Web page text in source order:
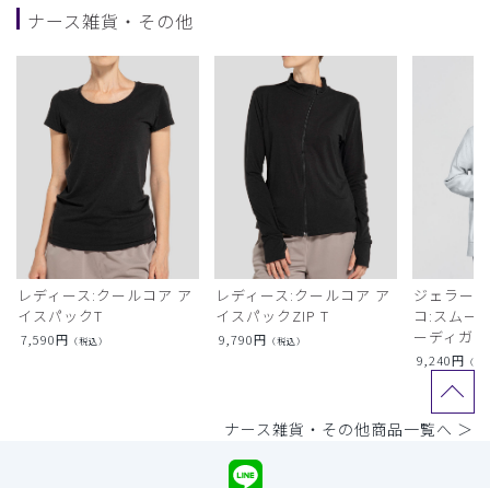
ナース雑貨・その他
レディース:クールコア ア
イスパックT
7,590円 （税込）
レディース:クールコア ア
イスパックZIP T
9,790円 （税込）
ジェラー
コ:スムー
ーディガン
9,240円 （税
ナース雑貨・その他商品一覧へ ＞